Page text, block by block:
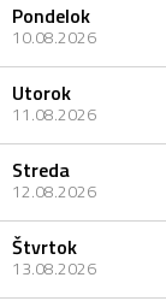
Pondelok
10.08.2026
Utorok
11.08.2026
Streda
12.08.2026
Štvrtok
13.08.2026